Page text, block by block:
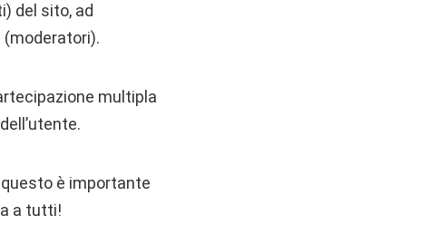
del sito, ad
multipla
è importante
a tutti!